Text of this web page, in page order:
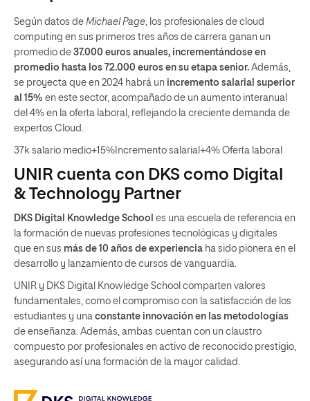
Según datos de Michael Page , los profesionales de cloud
computing en sus primeros tres años de carrera ganan un
promedio de 37.000 euros anuales, incrementándose en
promedio hasta los 72.000 euros en su etapa senior. Además,
se proyecta que en 2024 habrá un incremento salarial superior
al 15% en este sector, acompañado de un aumento interanual
del 4% en la oferta laboral, reflejando la creciente demanda de
expertos Cloud.
37k salario medio+15%Incremento salarial+4% Oferta laboral
UNIR cuenta con DKS como Digital
& Technology Partner
DKS Digital Knowledge School es una escuela de referencia en
la formación de nuevas profesiones tecnológicas y digitales
que en sus más de 10 años de experiencia ha sido pionera en el
desarrollo y lanzamiento de cursos de vanguardia.
UNIR y DKS Digital Knowledge School comparten valores
fundamentales, como el compromiso con la satisfacción de los
estudiantes y una constante innovación en las metodologías
de enseñanza. Además, ambas cuentan con un claustro
compuesto por profesionales en activo de reconocido prestigio,
asegurando así una formación de la mayor calidad.